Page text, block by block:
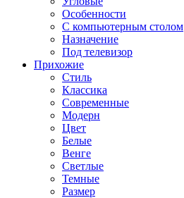
Особенности
С компьютерным столом
Назначение
Под телевизор
Прихожие
Стиль
Классика
Современные
Модерн
Цвет
Белые
Венге
Светлые
Темные
Размер